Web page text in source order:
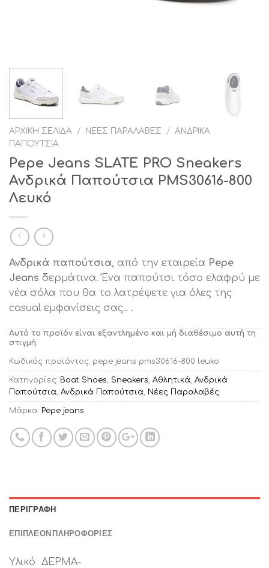
ΑΡΧΙΚΉ ΣΕΛΊΔΑ / ΝΈΕΣ ΠΑΡΑΛΑΒΈΣ / ΑΝΔΡΙΚΆ
ΠΑΠΟΎΤΣΙΑ
Pepe Jeans SLATE PRO Sneakers
Ανδρικά Παπούτσια PMS30616-800
Λευκό
Ανδρικά παπούτσια, από την εταιρεία Pepe
Jeans δερμάτινα. Ένα παπούτσι τόσο ελαφρύ με
νέα σόλα που θα το λατρέψετε για όλες της
casual εμφανίσεις σας.. .
Αυτό το προϊόν είναι εξαντλημένο και μή διαθέσιμο αυτή τη
στιγμή.
Κωδικός προϊόντος: pepe jeans pms30616-800 leuko
Κατηγορίες: Boat Shoes, Sneakers, Αθλητικά, Ανδρικά
Παπούτσια, Ανδρικά Παπούτσια, Νέες Παραλαβές
Μάρκα: Pepe jeans
ΠΕΡΙΓΡΑΦΉ
ΕΠΙΠΛΈΟΝ ΠΛΗΡΟΦΟΡΊΕΣ
Υλικό ΔΕΡΜΑ-